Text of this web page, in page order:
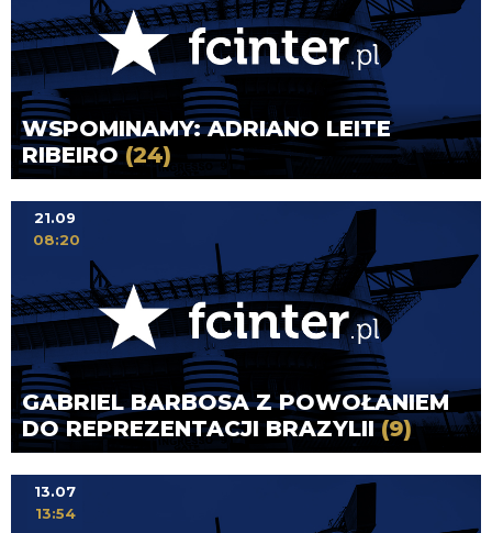
WSPOMINAMY: ADRIANO LEITE
RIBEIRO(24)
GABRIEL BARBOSA Z POWOŁANIEM
DO REPREZENTACJI BRAZYLII(9)
21.09
08:20
13.07
13:54